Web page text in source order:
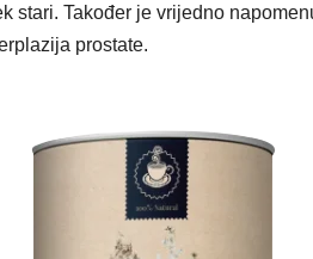
stari. Također je vrijedno
prostate.